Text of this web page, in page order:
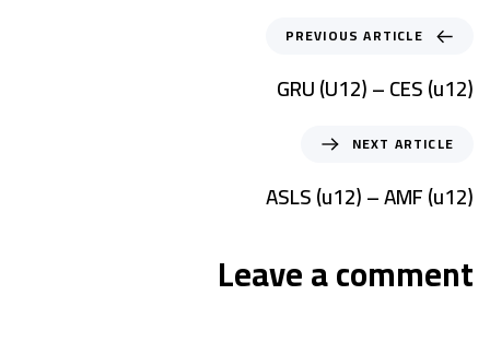
PREVIOUS ARTICLE
GRU (U12) – CES (u12)
NEXT ARTICLE
ASLS (u12) – AMF (u12)
Leave a comment